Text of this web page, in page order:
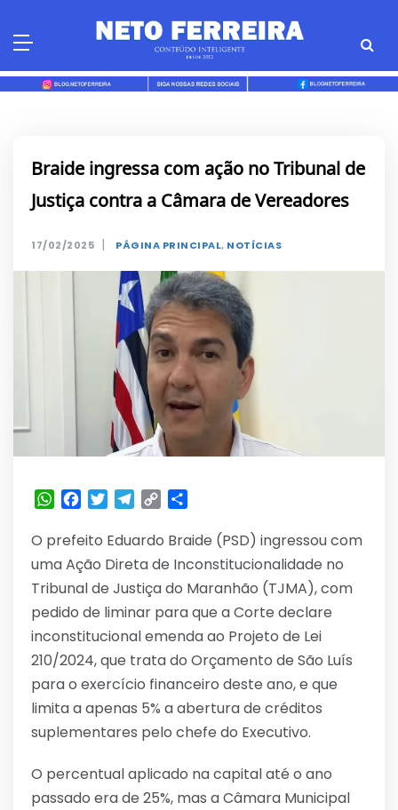
Braide ingressa com ação no Tribunal de
Justiça contra a Câmara de Vereadores
17/02/2025 | PÁGINA PRINCIPAL, NOTÍCIAS
WhatsApp
Facebook
TwitterTelegram
Copy
O prefeito Eduardo Braide (PSD) ingressou com
uma Ação Direta de Inconstitucionalidade no
Tribunal de Justiça do Maranhão (TJMA), com
pedido de liminar para que a Corte declare
inconstitucional emenda ao Projeto de Lei
210/2024, que trata do Orçamento de São Luís
para o exercício financeiro deste ano, e que
limita a apenas 5% a abertura de créditos
suplementares pelo chefe do Executivo.
O percentual aplicado na capital até o ano
passado era de 25%, mas a Câmara Municipal